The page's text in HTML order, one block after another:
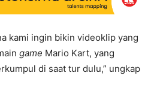
kami ingin bikin videoklip yang
game Mario Kart, yang
di saat tur dulu,” ungkap